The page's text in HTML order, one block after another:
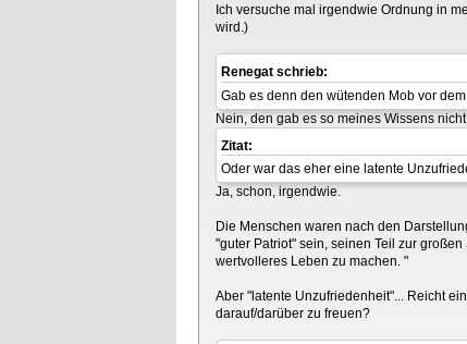
Ich versuche mal irgendwie Ordnung in
wird.)
Renegat schrieb:
Gab es denn den wütenden Mob vor
Nein, den gab es so meines Wissens
Zitat:
Oder war das eher eine latente
Ja, schon, irgendwie.
Die Menschen waren nach den
"guter Patriot" sein, seinen Teil zur
wertvolleres Leben zu machen. "
Aber "latente Unzufriedenheit"... Reicht
darauf/darüber zu freuen?